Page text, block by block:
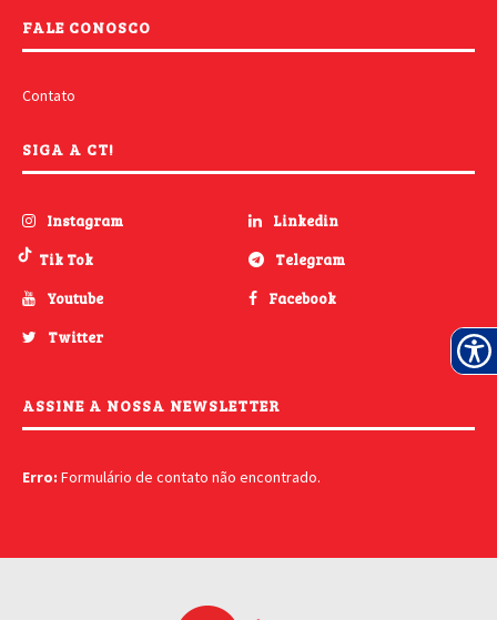
FALE CONOSCO
Contato
SIGA A CT!
Instagram
Linkedin
Tik Tok
Telegram
Youtube
Facebook
Twitter
ASSINE A NOSSA NEWSLETTER
Erro: Formulário de contato não encontrado.